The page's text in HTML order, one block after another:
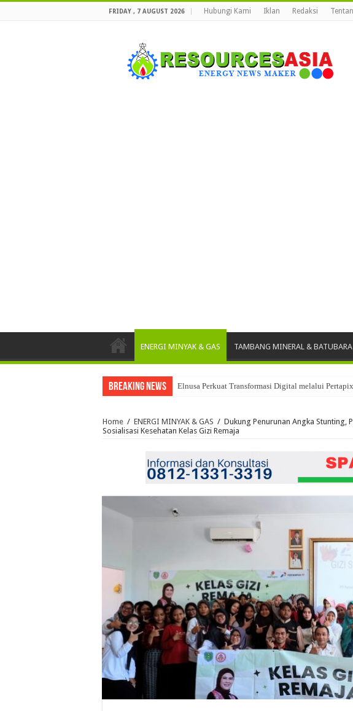
FRIDAY , 7 AUGUST 2026 Hubungi Kami Iklan Redaksi
ENERGI MINYAK & GAS TAMBANG MINERAL & BATUBARA
Breaking News Elnusa Perkuat Transformasi Digital melalui
Home / ENERGI MINYAK & GAS / Dukung Penurunan Angka Stunting,
Sosialisasi Kesehatan Kelas Gizi Remaja